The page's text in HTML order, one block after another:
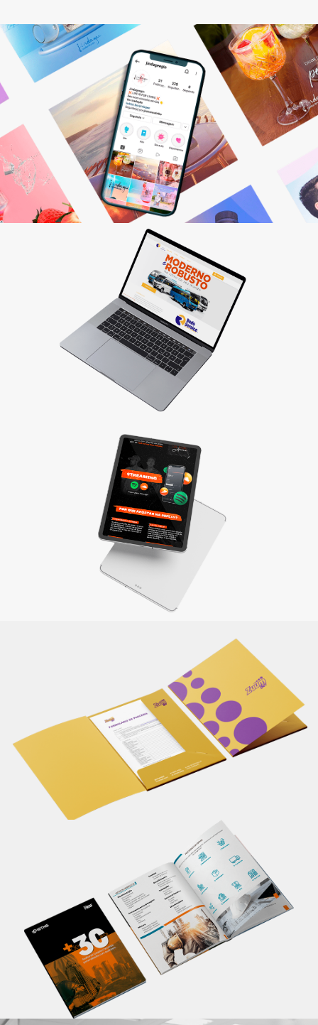
Gestão de Redes Sociais
Otimizamos resultados! Fazemos o planejamento,
produção e monitoramento dos seus canais digitais.
Saiba mais
Quer vender pela internet? Desenvolvemos sites
personalizados que fazem seu cliente comprar!
Saiba mais
Materiais de apresentação e Mídia kit
Divulgue sua empresa com um material completo e
elaborado de maneira criativa, reforçando sua identidade e
a qualidade dos produtos/serviços oferecidos.
Não basta ser bom. Precisa mostrar que é! Elaboramos o
seu material de apresentação.
Apresente informações completas sobre seu
produto/serviço em um único lugar, de maneira
profissional. Um material personalizado impacta em
melhores resultados.
Saiba mais